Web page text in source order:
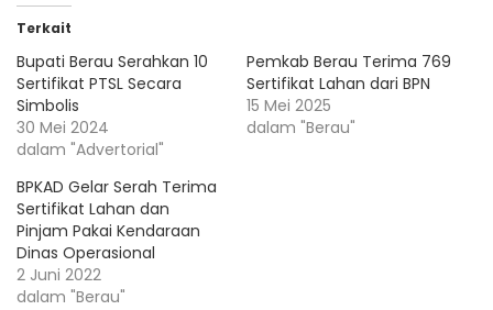
Terkait
Bupati Berau Serahkan 10
Sertifikat PTSL Secara
Simbolis
30 Mei 2024
dalam "Advertorial"
Pemkab Berau Terima 769
Sertifikat Lahan dari BPN
15 Mei 2025
dalam "Berau"
BPKAD Gelar Serah Terima
Sertifikat Lahan dan
Pinjam Pakai Kendaraan
Dinas Operasional
2 Juni 2022
dalam "Berau"